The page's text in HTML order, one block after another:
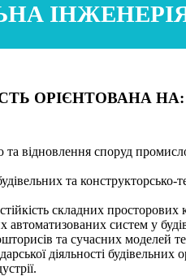
ОРІЄНТОВАНА НА:
та відновлення споруд
та конструкторсько-
складних просторових
систем у
та сучасних моделей
діяльності будівельних